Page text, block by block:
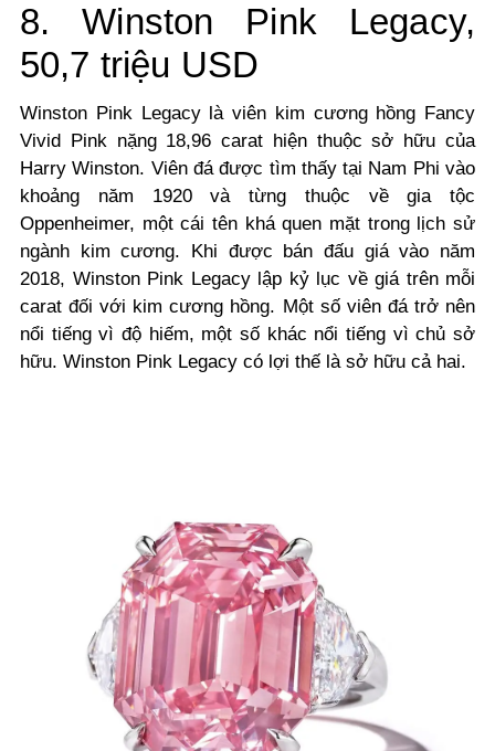
8. Winston Pink Legacy,
50,7 triệu USD
Winston Pink Legacy là viên kim cương hồng Fancy
Vivid Pink nặng 18,96 carat hiện thuộc sở hữu của
Harry Winston. Viên đá được tìm thấy tại Nam Phi vào
khoảng năm 1920 và từng thuộc về gia tộc
Oppenheimer, một cái tên khá quen mặt trong lịch sử
ngành kim cương. Khi được bán đấu giá vào năm
2018, Winston Pink Legacy lập kỷ lục về giá trên mỗi
carat đối với kim cương hồng. Một số viên đá trở nên
nổi tiếng vì độ hiếm, một số khác nổi tiếng vì chủ sở
hữu. Winston Pink Legacy có lợi thế là sở hữu cả hai.